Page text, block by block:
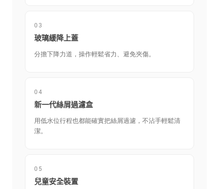
03
玻璃緩降上蓋
分擔下降力道，操作輕鬆省力、避免夾傷。
04
新一代絲屑過濾盒
用低水位行程也都能確實把絲屑過濾，不沾手輕鬆清
潔。
05
兒童安全裝置